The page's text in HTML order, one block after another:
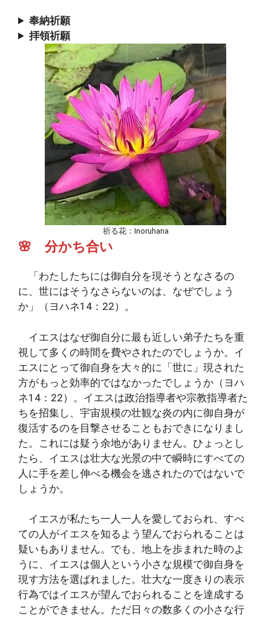
奉納祈願
拝領祈願
祈る花：Inoruhana
🌸 分かち合い
「わたしたちには御自分を現そうとなさるの
に、世にはそうなさらないのは、なぜでしょう
か」（ヨハネ14：22）。
イエスはなぜ御自分に最も近しい弟子たちを重
視して多くの時間を費やされたのでしょうか。イ
エスにとって御自身を大々的に「世に」現された
方がもっと効率的ではなかったでしょうか（ヨハ
ネ14：22）。イエスは政治指導者や宗教指導者た
ちを招集し、宇宙規模の壮観な炎の内に御自身が
復活するのを目撃させることもおできになりまし
た。これには疑う余地がありません。ひょっとし
たら、イエスは壮大な光景の中で瞬時にすべての
人に手を差し伸べる機会を逃されたのではないで
しょうか。
イエスが私たち一人一人を愛しておられ、すべ
ての人がイエスを知るよう望んでおられることは
疑いもありません。でも、地上を歩まれた時のよ
うに、イエスは個人という小さな規模で御自身を
現す方法を選ばれました。壮大な一度きりの表示
行為ではイエスが望んでおられることを達成する
ことができません。ただ日々の数多くの小さな行